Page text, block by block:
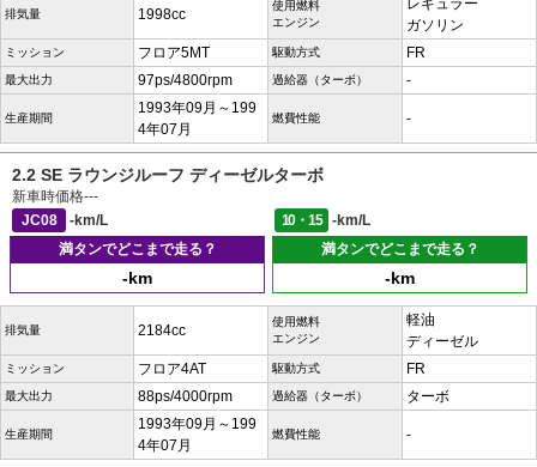
排気量 1998cc
使用燃料
エンジン
レギュラー
ガソリン
ミッション フロア5MT 駆動方式 FR
最大出力 97ps/4800rpm 過給器（ターボ） -
生産期間
1993年09月～199
4年07月
燃費性能 -
2.2 SE ラウンジルーフ ディーゼルターボ
新車時価格---
JC08
-km/L 10・15
-km/L
満タンでどこまで走る？
-km
満タンでどこまで走る？
-km
排気量 2184cc
使用燃料
エンジン
軽油
ディーゼル
ミッション フロア4AT 駆動方式 FR
最大出力 88ps/4000rpm 過給器（ターボ） ターボ
生産期間
1993年09月～199
4年07月
燃費性能 -